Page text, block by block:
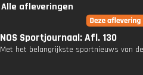
Alle afleveringen
NOS Sportjournaal: Afl. 130
Met het belangrijkste sportnieuws van